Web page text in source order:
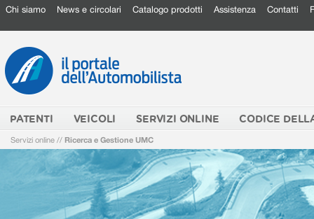
Chi siamo News e circolari Catalogo prodotti Assistenza Contatti
PATENTI VEICOLI SERVIZI ONLINE CODICE
Servizi online // Ricerca e Gestione UMC